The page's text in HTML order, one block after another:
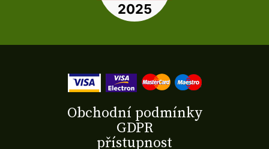
Obchodní podmínky
GDPR
přístupnost